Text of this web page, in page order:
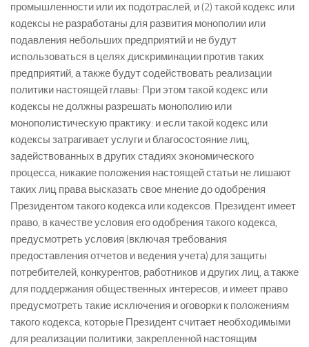
промышленности или их подотраслей, и (2) такой кодекс или
кодексы не разработаны для развития монополии или
подавления небольших предприятий и не будут
использоваться в целях дискриминации против таких
предприятий, а также будут содействовать реализации
политики настоящей главы: При этом такой кодекс или
кодексы не должны разрешать монополию или
монополистическую практику: и если такой кодекс или
кодексы затрагивает услуги и благосостояние лиц,
задействованных в других стадиях экономического
процесса, никакие положения настоящей статьи не лишают
таких лиц права высказать свое мнение до одобрения
Президентом такого кодекса или кодексов. Президент имеет
право, в качестве условия его одобрения такого кодекса,
предусмотреть условия (включая требования
предоставления отчетов и ведения учета) для защиты
потребителей, конкурентов, работников и других лиц, а также
для поддержания общественных интересов, и имеет право
предусмотреть такие исключения и оговорки к положениям
такого кодекса, которые Президент считает необходимыми
для реализации политики, закрепленной настоящим